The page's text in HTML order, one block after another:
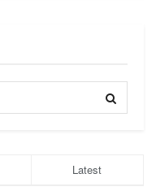
Latest